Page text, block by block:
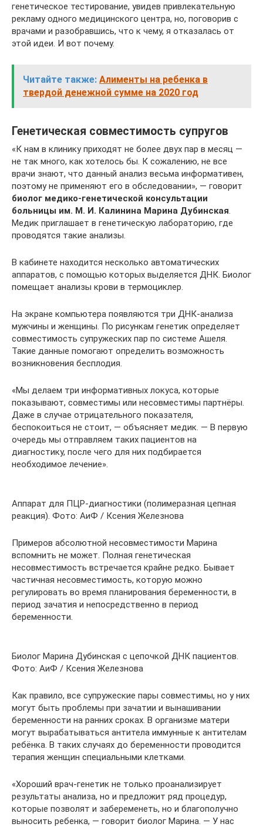
генетическое тестирование, увидев привлекательную
рекламу одного медицинского центра, но, поговорив с
врачами и разобравшись, что к чему, я отказалась от
этой идеи. И вот почему.
Читайте также: Алименты на ребенка в
твердой денежной сумме на 2020 год
Генетическая совместимость супругов
«К нам в клинику приходят не более двух пар в месяц —
не так много, как хотелось бы. К сожалению, не все
врачи знают, что данный анализ весьма информативен,
поэтому не применяют его в обследовании», — говорит
биолог медико-генетической консультации
больницы им. М. И. Калинина Марина Дубинская.
Медик приглашает в генетическую лабораторию, где
проводятся такие анализы.
В кабинете находится несколько автоматических
аппаратов, с помощью которых выделяется ДНК. Биолог
помещает анализы крови в термоциклер.
На экране компьютера появляются три ДНК-анализа
мужчины и женщины. По рисункам генетик определяет
совместимость супружеских пар по системе Ашеля.
Такие данные помогают определить возможность
возникновения бесплодия.
«Мы делаем три информативных локуса, которые
показывают, совместимы или несовместимы партнёры.
Даже в случае отрицательного показателя,
беспокоиться не стоит, — объясняет медик. — В первую
очередь мы отправляем таких пациентов на
диагностику, после чего для них подбирается
необходимое лечение».
Аппарат для ПЦР-диагностики (полимеразная цепная
реакция). Фото: АиФ / Ксения Железнова
Примеров абсолютной несовместимости Марина
вспомнить не может. Полная генетическая
несовместимость встречается крайне редко. Бывает
частичная несовместимость, которую можно
регулировать во время планирования беременности, в
период зачатия и непосредственно в период
беременности.
Биолог Марина Дубинская с цепочкой ДНК пациентов.
Фото: АиФ / Ксения Железнова
Как правило, все супружеские пары совместимы, но у них
могут быть проблемы при зачатии и вынашивании
беременности на ранних сроках. В организме матери
могут вырабатываться антитела иммунные к антителам
ребёнка. В таких случаях до беременности проводится
терапия женщин специальными клетками.
«Хороший врач-генетик не только проанализирует
результаты анализа, но и предложит ряд процедур,
которые позволят и забеременеть, но и благополучно
выносить ребенка, — говорит биолог Марина. — У нас